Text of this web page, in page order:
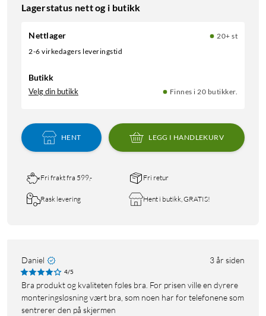
Lagerstatus nett og i butikk
Nettlager
20+ st
2-6 virkedagers leveringstid
Butikk
Velg din butikk Finnes i 20 butikker.
HENT LEGG I HANDLEKURV
Fri frakt fra 599,- Fri retur
Rask levering Hent i butikk, GRATIS!
Daniel 3 år siden
4/5
Bra produkt og kvaliteten føles bra. For prisen ville en dyrere
monteringsløsning vært bra, som noen har for telefonene som
sentrerer den på skjermen